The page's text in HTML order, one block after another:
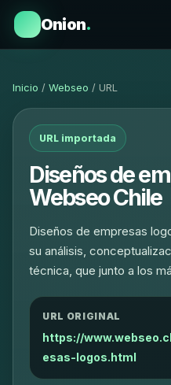
Onion.
Inicio / Webseo / URL
URL importada
Diseños de
Webseo Chile
Diseños de empresas
su análisis,
técnica, que junto a los
URL ORIGINAL
https://
esas-logos.html